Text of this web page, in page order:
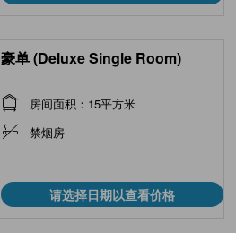
豪单 (Deluxe Single Room)
房间面积：15平方米
禁烟房
请选择日期以查看价格